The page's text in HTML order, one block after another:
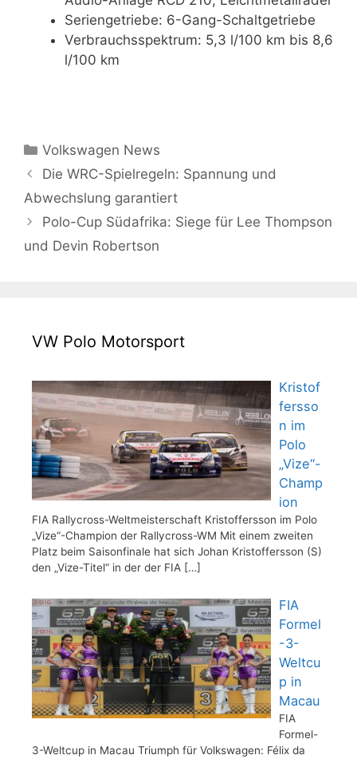
Seriengetriebe: 6-Gang-Schaltgetriebe
Verbrauchsspektrum: 5,3 l/100 km bis 8,6
l/100 km
Kategorien
Volkswagen News
Die WRC-Spielregeln: Spannung und
Abwechslung garantiert
Polo-Cup Südafrika: Siege für Lee Thompson
und Devin Robertson
VW Polo Motorsport
Kristof
fersso
n im
Polo
„Vize“-
Champ
ion
FIA Rallycross-Weltmeisterschaft Kristoffersson im Polo
„Vize“-Champion der Rallycross-WM Mit einem zweiten
Platz beim Saisonfinale hat sich Johan Kristoffersson (S)
den „Vize-Titel“ in der der FIA […]
FIA
Formel
-3-
Weltcu
p in
Macau
FIA
Formel-
3-Weltcup in Macau Triumph für Volkswagen: Félix da